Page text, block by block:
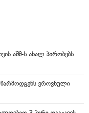
აშშ-ს ახალ პირობებს
წარმოდგენს ეროვნული